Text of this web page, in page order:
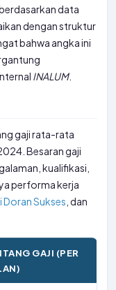
data
dengan struktur
bahwa angka ini
INALUM.
gaji rata-rata
Besaran gaji
kualifikasi,
performa kerja
Doran Sukses , dan
GAJI (PER